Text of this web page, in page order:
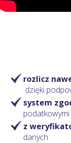
rozlicz
dzięki
system
podatkowymi
z
danych